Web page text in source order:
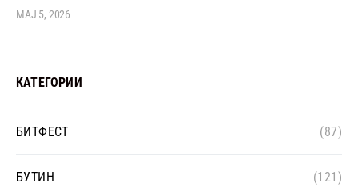
МАЈ 5, 2026
КАТЕГОРИИ
БИТФЕСТ (87)
БУТИН (121)